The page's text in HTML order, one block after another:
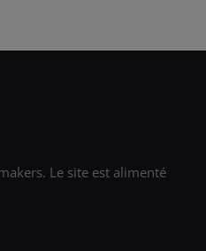
Le site est alimenté